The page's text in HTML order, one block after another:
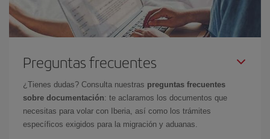
Preguntas frecuentes
¿Tienes dudas? Consulta nuestras preguntas frecuentes
sobre documentación: te aclaramos los documentos que
necesitas para volar con Iberia, así como los trámites
específicos exigidos para la migración y aduanas.